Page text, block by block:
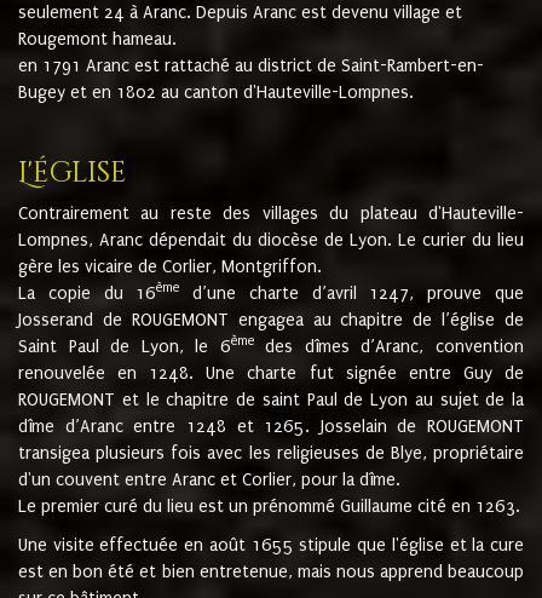
seulement 24 à Aranc. Depuis Aranc est devenu village et
Rougemont hameau.
en 1791 Aranc est rattaché au district de Saint-Rambert-en-
Bugey et en 1802 au canton d'Hauteville-Lompnes.
L'église
Contrairement au reste des villages du plateau d'Hauteville-
Lompnes, Aranc dépendait du diocèse de Lyon. Le curier du lieu
gère les vicaire de Corlier, Montgriffon.
La copie du 16ème
d’une charte d’avril 1247, prouve que
Josserand de ROUGEMONT engagea au chapitre de l’église de
Saint Paul de Lyon, le 6èmedes dîmes d’Aranc, convention
renouvelée en 1248. Une charte fut signée entre Guy de
ROUGEMONT et le chapitre de saint Paul de Lyon au sujet de la
dîme d’Aranc entre 1248 et 1265. Josselain de ROUGEMONT
transigea plusieurs fois avec les religieuses de Blye, propriétaire
d'un couvent entre Aranc et Corlier, pour la dîme.
Le premier curé du lieu est un prénommé Guillaume cité en 1263.
Une visite effectuée en août 1655 stipule que l'église et la cure
est en bon été et bien entretenue, mais nous apprend beaucoup